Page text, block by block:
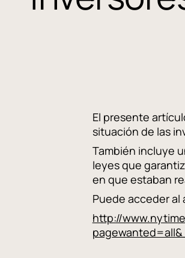
El presente
situación de las
También incluye
leyes que
en que estaban
Puede acceder
http://